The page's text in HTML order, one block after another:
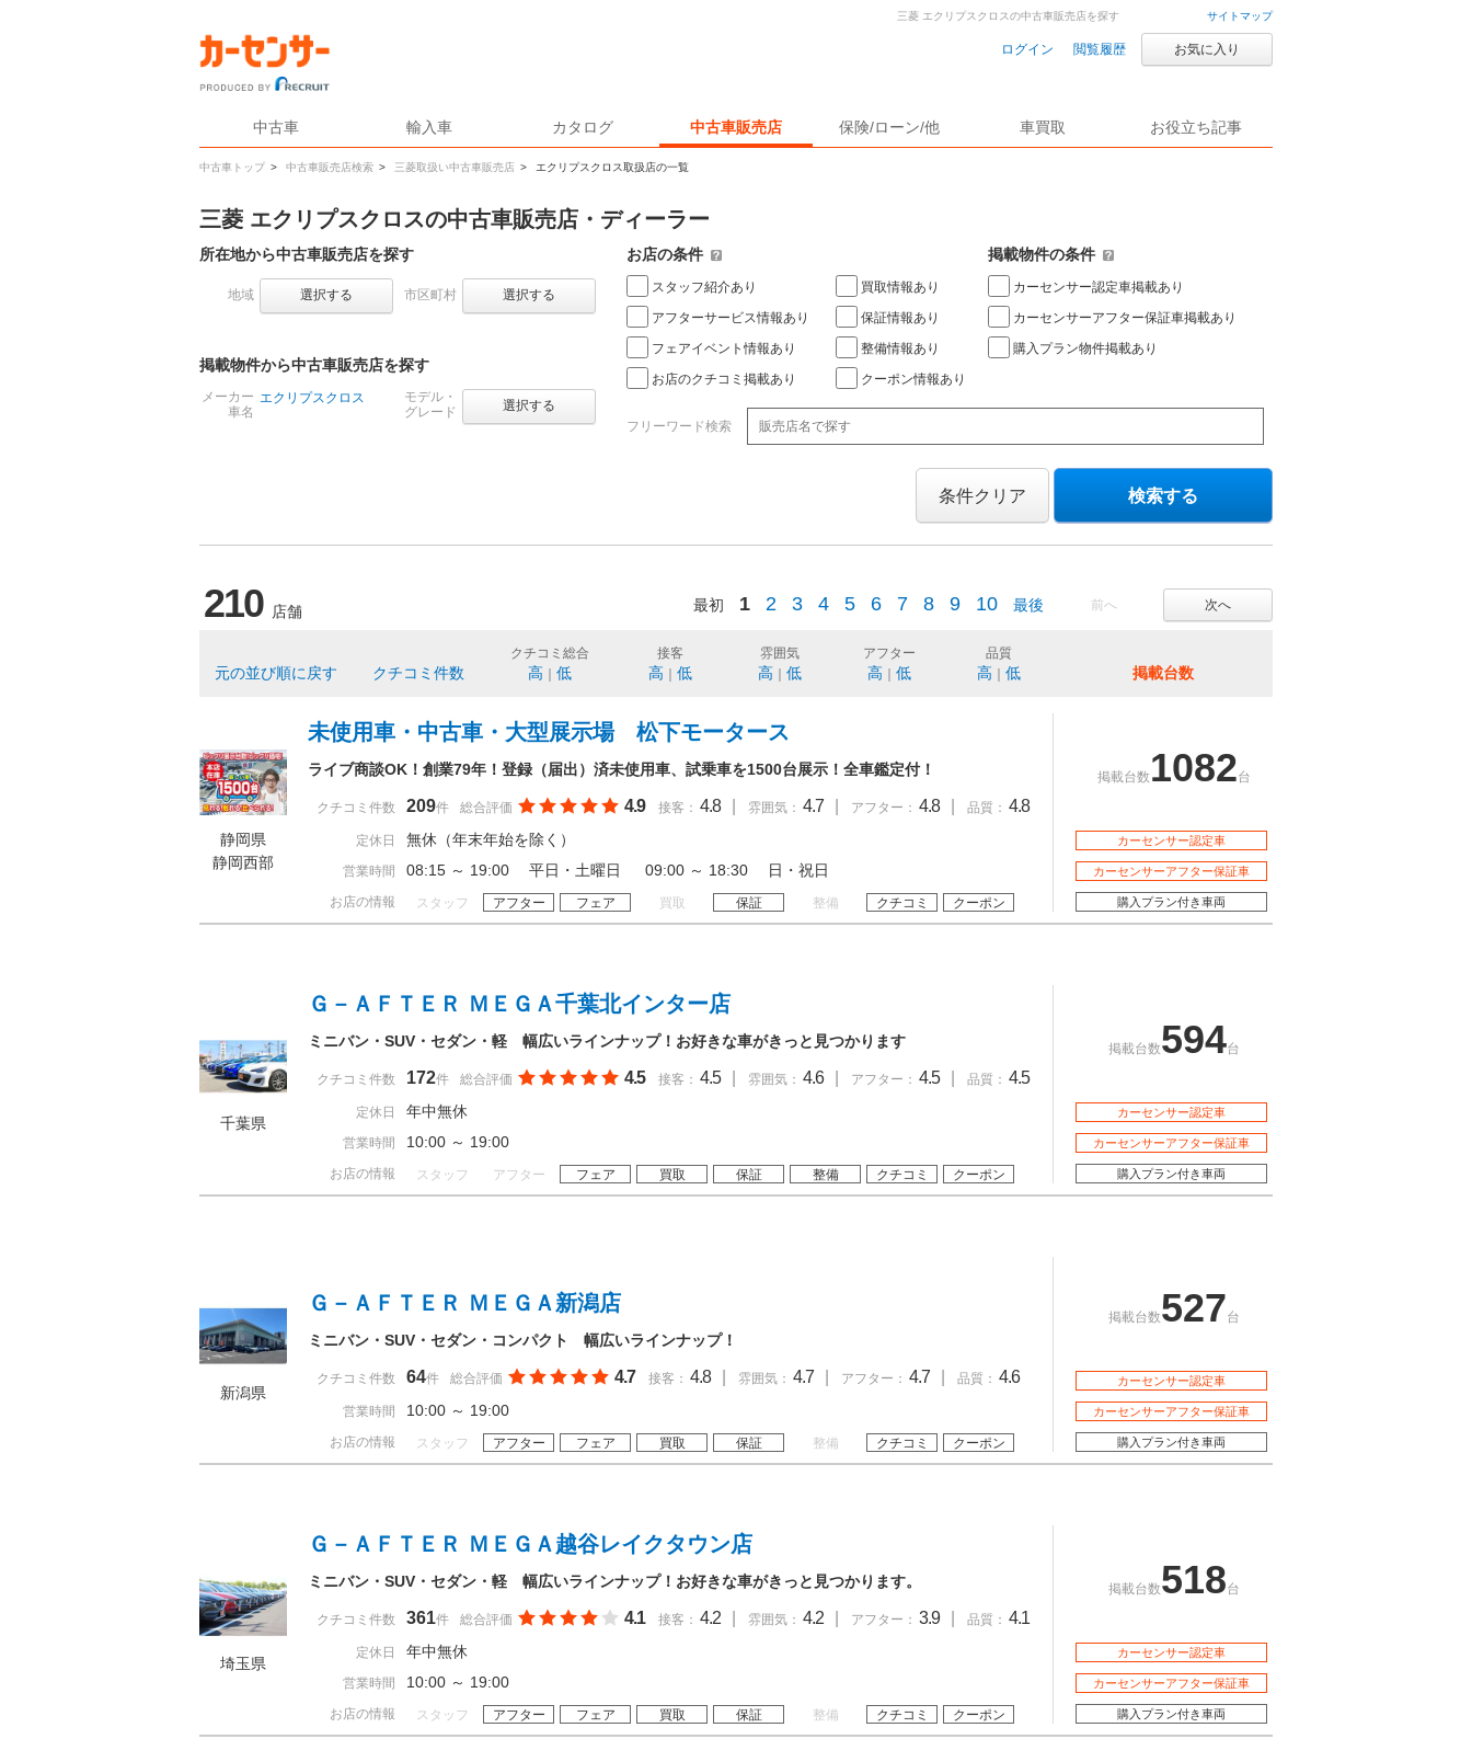
サイトマップ
ログイン 閲覧履歴 お気に入り
中古車 輸入車 カタログ 中古車販売店 保険/ローン/他 車買取 お役立ち記事
中古車トップ > 中古車販売店検索 > 三菱取扱い中古車販売店 > エクリプスクロス取扱店の一覧
三菱 エクリプスクロスの中古車販売店を探す
三菱 エクリプスクロスの中古車販売店・ディーラー
所在地から中古車販売店を探す
地域 選択する 市区町村 選択する
掲載物件から中古車販売店を探す
メーカー
車名
エクリプスクロス
モデル・
グレード
選択する
お店の条件
スタッフ紹介あり
アフターサービス情報あり
フェアイベント情報あり
お店のクチコミ掲載あり
買取情報あり
保証情報あり
整備情報あり
クーポン情報あり
掲載物件の条件
カーセンサー認定車掲載あり
カーセンサーアフター保証車掲載あり
購入プラン物件掲載あり
フリーワード検索
条件クリア 検索する
210 店舗 前へ 次へ
最初 1 2 3 4 5 6 7 8 9 10 最後
元の並び順に戻す クチコミ件数
クチコミ総合
高 低
接客
高 低
雰囲気
高 低
アフター
高 低
品質
高 低 掲載台数
静岡県
静岡西部
未使用車・中古車・大型展示場 松下モータース
ライブ商談OK！創業79年！登録（届出）済未使用車、試乗車を1500台展示！全車鑑定付！
クチコミ件数 209件 総合評価 4.9 接客： 4.8 雰囲気： 4.7 アフター： 4.8 品質： 4.8
定休日 無休（年末年始を除く）
営業時間 08:15 ～ 19:00 平日・土曜日 09:00 ～ 18:30 日・祝日
お店の情報 スタッフ アフター フェア 買取 保証 整備 クチコミ クーポン
掲載台数 1082台
カーセンサー認定車
カーセンサーアフター保証車
購入プラン付き車両
千葉県
Ｇ－ＡＦＴＥＲ ＭＥＧＡ千葉北インター店
ミニバン・SUV・セダン・軽 幅広いラインナップ！お好きな車がきっと見つかります
クチコミ件数 172件 総合評価 4.5 接客： 4.5 雰囲気： 4.6 アフター： 4.5 品質： 4.5
定休日 年中無休
営業時間 10:00 ～ 19:00
お店の情報 スタッフ アフター フェア 買取 保証 整備 クチコミ クーポン
掲載台数594台
カーセンサー認定車
カーセンサーアフター保証車
購入プラン付き車両
新潟県
Ｇ－ＡＦＴＥＲ ＭＥＧＡ新潟店
ミニバン・SUV・セダン・コンパクト 幅広いラインナップ！
クチコミ件数 64件 総合評価 4.7 接客： 4.8 雰囲気： 4.7 アフター： 4.7 品質： 4.6
営業時間 10:00 ～ 19:00
お店の情報 スタッフ アフター フェア 買取 保証 整備 クチコミ クーポン
掲載台数527台
カーセンサー認定車
カーセンサーアフター保証車
購入プラン付き車両
埼玉県
Ｇ－ＡＦＴＥＲ ＭＥＧＡ越谷レイクタウン店
ミニバン・SUV・セダン・軽 幅広いラインナップ！お好きな車がきっと見つかります。
クチコミ件数 361件 総合評価 4.1 接客： 4.2 雰囲気： 4.2 アフター： 3.9 品質： 4.1
定休日 年中無休
営業時間 10:00 ～ 19:00
お店の情報 スタッフ アフター フェア 買取 保証 整備 クチコミ クーポン
掲載台数518台
カーセンサー認定車
カーセンサーアフター保証車
購入プラン付き車両